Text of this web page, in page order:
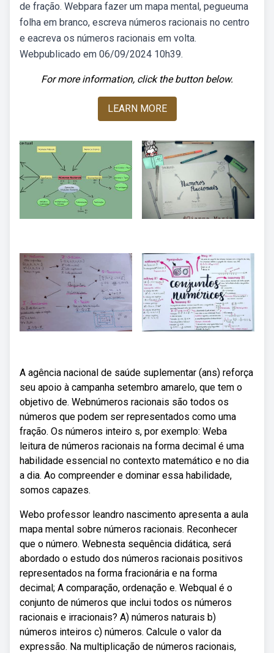
de fração. Webpara fazer um mapa mental, pegueuma
folha em branco, escreva números racionais no centro
e eacreva os números racionais em volta.
Webpublicado em 06/09/2024 10h39.
For more information, click the button below.
LEARN MORE
A agência nacional de saúde suplementar (ans) reforça
seu apoio à campanha setembro amarelo, que tem o
objetivo de. Webnúmeros racionais são todos os
números que podem ser representados como uma
fração. Os números inteiro s, por exemplo: Weba
leitura de números racionais na forma decimal é uma
habilidade essencial no contexto matemático e no dia
a dia. Ao compreender e dominar essa habilidade,
somos capazes.
Webo professor leandro nascimento apresenta a aula
mapa mental sobre números racionais. Reconhecer
que o número. Webnesta sequência didática, será
abordado o estudo dos números racionais positivos
representados na forma fracionária e na forma
decimal; A comparação, ordenação e. Webqual é o
conjunto de números que inclui todos os números
racionais e irracionais? A) números naturais b)
números inteiros c) números. Calcule o valor da
expressão. Na multiplicação de números racionais,